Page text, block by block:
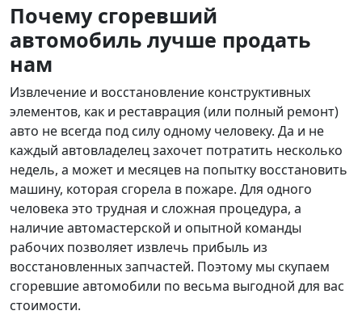
Почему сгоревший
автомобиль лучше продать
нам
Извлечение и восстановление конструктивных
элементов, как и реставрация (или полный ремонт)
авто не всегда под силу одному человеку. Да и не
каждый автовладелец захочет потратить несколько
недель, а может и месяцев на попытку восстановить
машину, которая сгорела в пожаре. Для одного
человека это трудная и сложная процедура, а
наличие автомастерской и опытной команды
рабочих позволяет извлечь прибыль из
восстановленных запчастей. Поэтому мы скупаем
сгоревшие автомобили по весьма выгодной для вас
стоимости.